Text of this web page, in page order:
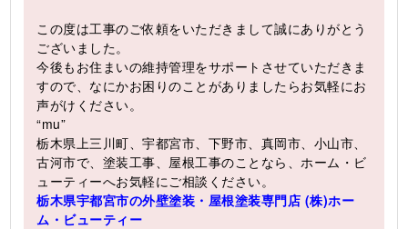
この度は工事のご依頼をいただきまして誠にありがとう
ございました。
今後もお住まいの維持管理をサポートさせていただきま
すので、なにかお困りのことがありましたらお気軽にお
声がけください。
“mu”
栃木県上三川町、宇都宮市、下野市、真岡市、小山市、
古河市で、塗装工事、屋根工事のことなら、ホーム・ビ
ューティーへお気軽にご相談ください。
栃木県宇都宮市の外壁塗装・屋根塗装専門店 (株)ホー
ム・ビューティー